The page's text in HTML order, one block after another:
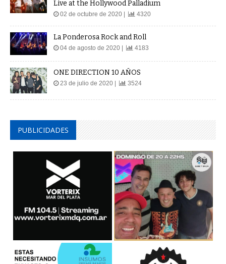
Live at the Hollywood Palladium
02 de octubre de 2020 | 4320
La Ponderosa Rock and Roll
04 de agosto de 2020 | 4183
ONE DIRECTION 10 AÑOS
23 de julio de 2020 | 3524
PUBLICIDADES